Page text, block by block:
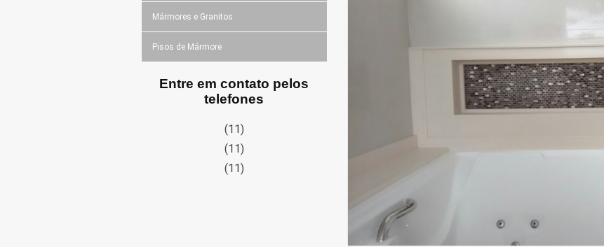
Mármores e Granitos
Pisos de Mármore
Entre em contato pelos
telefones
(11)
(11)
(11)